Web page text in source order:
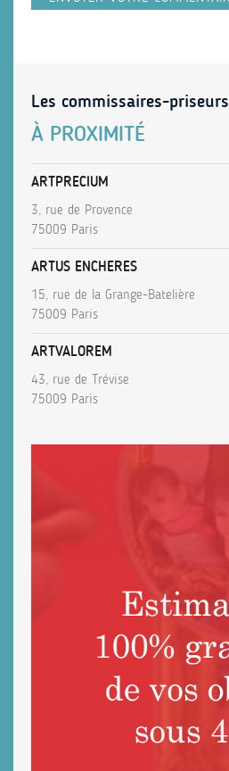
Les commissaires-priseurs
À PROXIMITÉ
ARTPRECIUM
3, rue de Provence
75009 Paris
ARTUS ENCHERES
15, rue de la Grange-Batelière
75009 Paris
ARTVALOREM
43, rue de Trévise
75009 Paris